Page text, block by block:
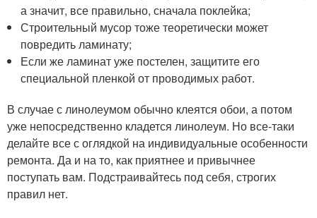
а значит, все правильно, сначала поклейка;
Строительный мусор тоже теоретически может
повредить ламинату;
Если же ламинат уже постелен, защитите его
специальной пленкой от проводимых работ.
В случае с линолеумом обычно клеятся обои, а потом
уже непосредственно кладется линолеум. Но все-таки
делайте все с оглядкой на индивидуальные особенности
ремонта. Да и на то, как приятнее и привычнее
поступать вам. Подстраивайтесь под себя, строгих
правил нет.